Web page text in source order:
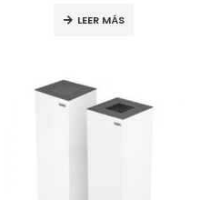
LEER MÁS